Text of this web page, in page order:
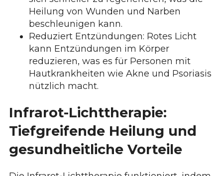
Heilung von Wunden und Narben
beschleunigen kann.
Reduziert Entzündungen: Rotes Licht
kann Entzündungen im Körper
reduzieren, was es für Personen mit
Hautkrankheiten wie Akne und Psoriasis
nützlich macht.
Infrarot-Lichttherapie:
Tiefgreifende Heilung und
gesundheitliche Vorteile